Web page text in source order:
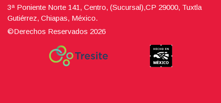
3ª Poniente Norte 141, Centro, (Sucursal),CP 29000, Tuxtla
Gutiérrez, Chiapas, México.
©Derechos Reservados 2026